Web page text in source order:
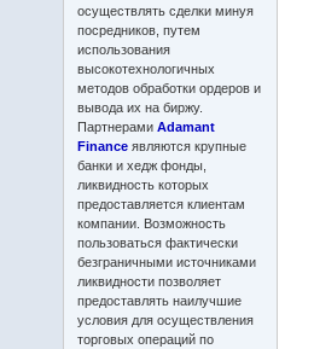
осуществлять сделки минуя
посредников, путем
использования
высокотехнологичных
методов обработки ордеров и
вывода их на биржу.
ПартнерамиAdamant
Finance являются крупные
банки и хедж фонды,
ликвидность которых
предоставляется клиентам
компании. Возможность
пользоваться фактически
безграничными источниками
ликвидности позволяет
предоставлять наилучшие
условия для осуществления
торговых операций по